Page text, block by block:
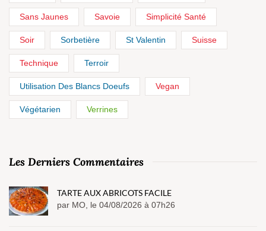
Sans Jaunes Savoie Simplicité Santé
Soir Sorbetière St Valentin Suisse
Technique Terroir
Utilisation Des Blancs Doeufs Vegan
Végétarien Verrines
Les Derniers Commentaires
TARTE AUX ABRICOTS FACILE
par MO, le 04/08/2026 à 07h26